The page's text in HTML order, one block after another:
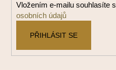
Vložením e-mailu souhlasíte s
osobních údajů
PŘIHLÁSIT SE